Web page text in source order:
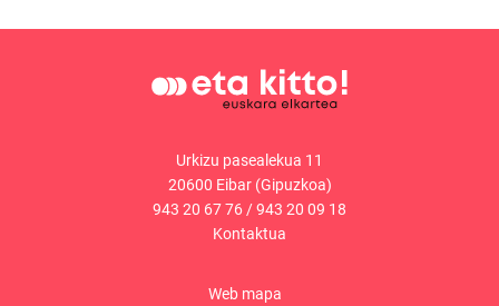
Urkizu pasealekua 11
20600 Eibar (Gipuzkoa)
943 20 67 76 /943 20 09 18
Kontaktua
Web mapa